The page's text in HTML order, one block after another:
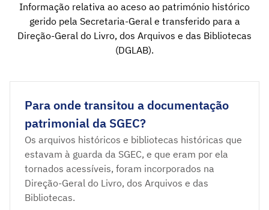
Informação relativa ao aceso ao património histórico
gerido pela Secretaria-Geral e transferido para a
Direção-Geral do Livro, dos Arquivos e das Bibliotecas
(DGLAB).
Para onde transitou a documentação
patrimonial da SGEC?
Os arquivos históricos e bibliotecas históricas que
estavam à guarda da SGEC, e que eram por ela
tornados acessíveis, foram incorporados na
Direção-Geral do Livro, dos Arquivos e das
Bibliotecas.